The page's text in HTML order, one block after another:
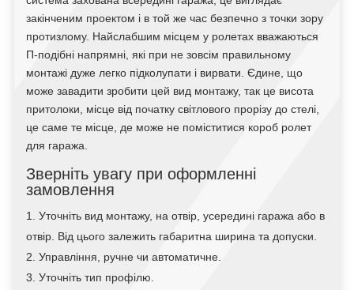
закінченим проектом і в той же час безпечно з точки зору
протизлому. Найслабшим місцем у ролетах вважаються
П-подібні напрямні, які при не зовсім правильному
монтажі дуже легко підколупати і вирвати. Єдине, що
може завадити зробити цей вид монтажу, так це висота
притолоки, місце від початку світлового прорізу до стелі,
це саме те місце, де може не поміститися короб ролет
для гаража.
Зверніть увагу при оформленні
замовлення
Уточніть вид монтажу, на отвір, усередині гаража або в
отвір. Від цього залежить габаритна ширина та допуски.
Управління, ручне чи автоматичне.
Уточніть тип профілю.